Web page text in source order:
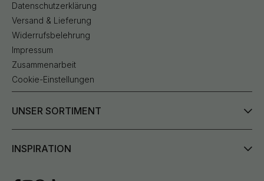
Datenschutzerklärung
Versand & Lieferung
Widerrufsbelehrung
Impressum
Zusammenarbeit
Cookie-Einstellungen
UNSER SORTIMENT
INSPIRATION